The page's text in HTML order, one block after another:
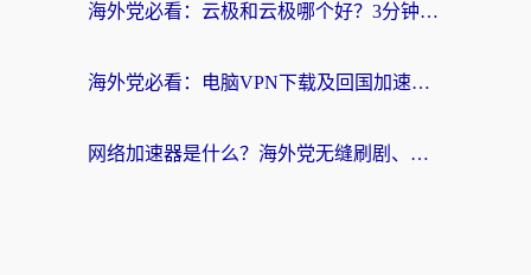
海外党必看：云极和云极哪个好？3分钟选对回国加速器，无缝访问国内资源
海外党必看：电脑VPN下载及回国加速器选择指南——无缝访问国内资源不再难
网络加速器是什么？海外党无缝刷剧、看NBA的实用指南